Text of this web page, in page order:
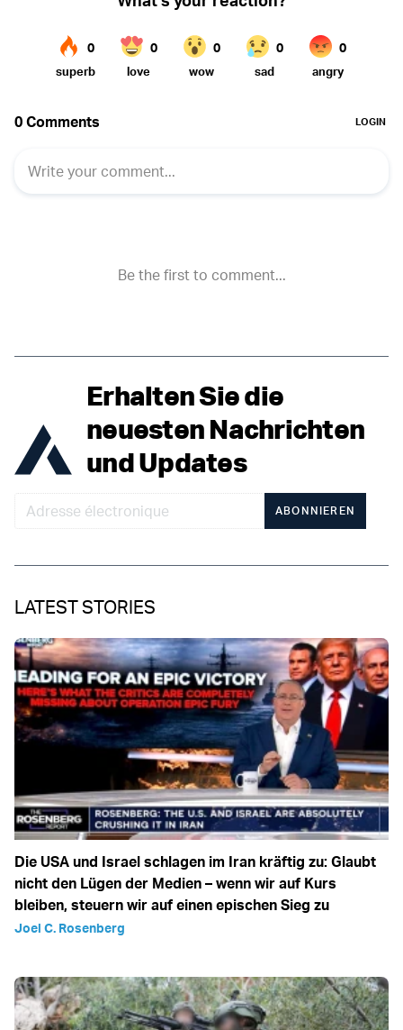
Erhalten Sie die
neuesten Nachrichten
und Updates
ABONNIEREN
LATEST STORIES
Die USA und Israel schlagen im Iran kräftig zu: Glaubt
nicht den Lügen der Medien – wenn wir auf Kurs
bleiben, steuern wir auf einen epischen Sieg zu
Joel C. Rosenberg